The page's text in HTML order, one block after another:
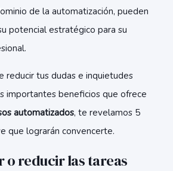
de la automatización, pueden
potencial estratégico para su
reducir tus dudas e inquietudes
importantes beneficios que ofrece
automatizados, te revelamos 5
que lograrán convencerte.
o reducir las tareas